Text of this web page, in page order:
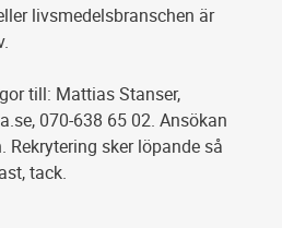
livsmedelsbranschen är
till: Mattias Stanser,
070-638 65 02. Ansökan
sker löpande så
tack.